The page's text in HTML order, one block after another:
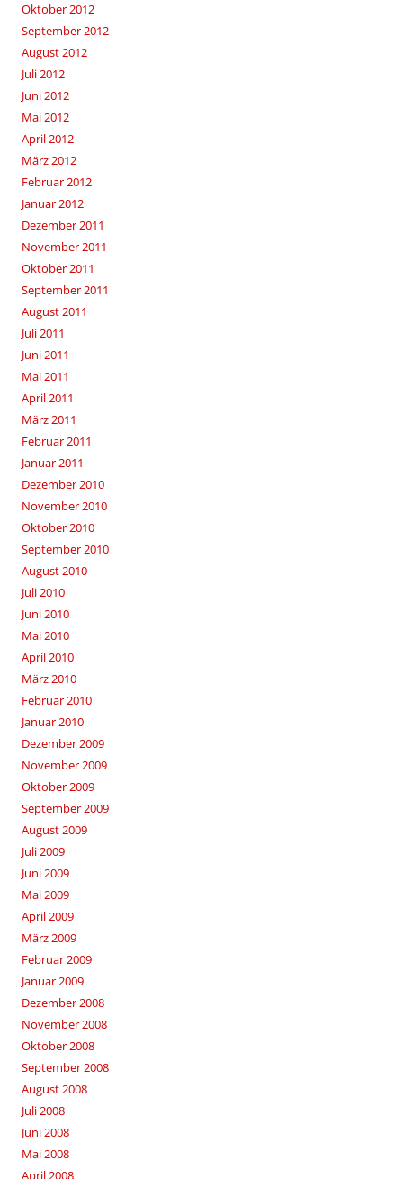
Oktober 2012
September 2012
August 2012
Juli 2012
Juni 2012
Mai 2012
April 2012
März 2012
Februar 2012
Januar 2012
Dezember 2011
November 2011
Oktober 2011
September 2011
August 2011
Juli 2011
Juni 2011
Mai 2011
April 2011
März 2011
Februar 2011
Januar 2011
Dezember 2010
November 2010
Oktober 2010
September 2010
August 2010
Juli 2010
Juni 2010
Mai 2010
April 2010
März 2010
Februar 2010
Januar 2010
Dezember 2009
November 2009
Oktober 2009
September 2009
August 2009
Juli 2009
Juni 2009
Mai 2009
April 2009
März 2009
Februar 2009
Januar 2009
Dezember 2008
November 2008
Oktober 2008
September 2008
August 2008
Juli 2008
Juni 2008
Mai 2008
April 2008